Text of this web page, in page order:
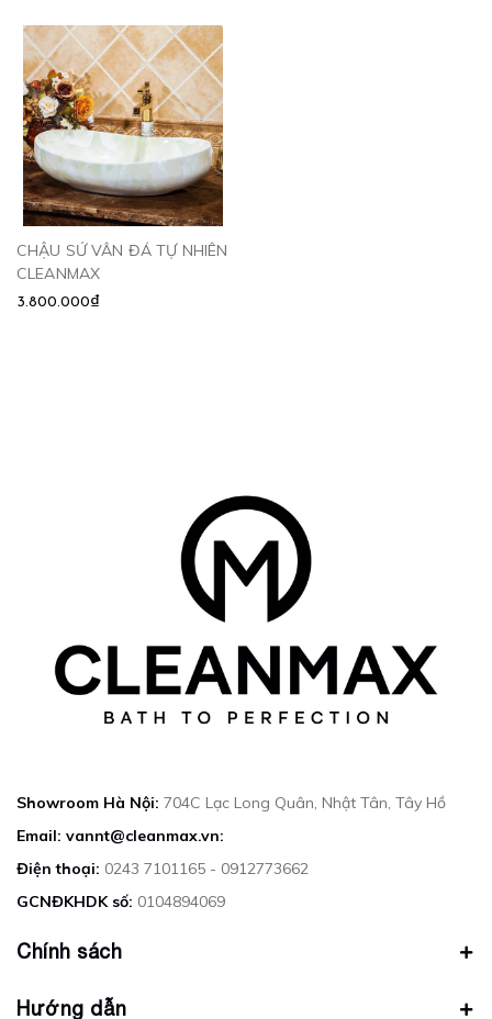
CHẬU SỨ VÂN ĐÁ TỰ NHIÊN
CLEANMAX
3.800.000₫
Showroom Hà Nội: 704C Lạc Long Quân, Nhật Tân, Tây Hồ
Email: vannt@cleanmax.vn:
Điện thoại: 0243 7101165 - 0912773662
GCNĐKHDK số: 0104894069
Chính sách
Hướng dẫn